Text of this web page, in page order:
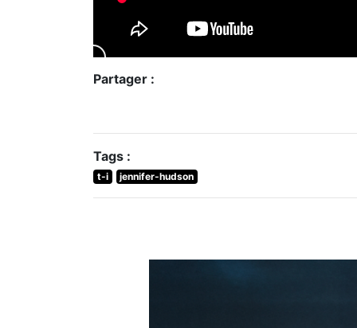
Partager :
Tags :
t-i jennifer-hudson